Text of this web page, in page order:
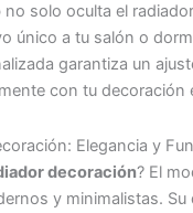
no solo oculta el
único a tu salón o
garantiza un
con tu decoración
Elegancia y
decoración? El
y minimalistas.